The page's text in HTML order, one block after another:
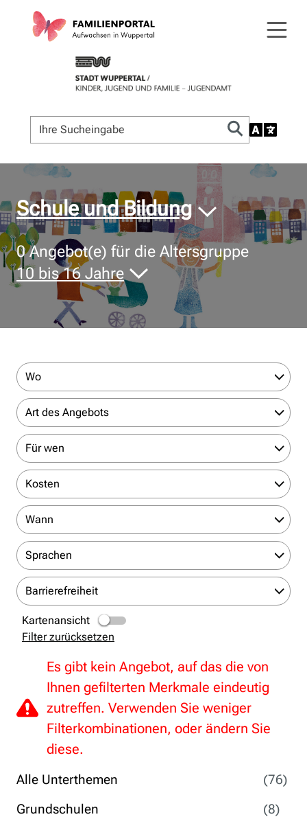
© Bildnachweis
Schule und Bildung
0Angebot(e) für die Altersgruppe
10 bis 16 Jahre
Alle Unterthemen
(76)
Grundschulen
(8)
Wo
Art des Angebots
Für wen
Kosten
Wann
Sprachen
Barrierefreiheit
Kartenansicht
Filter zurücksetzen
Es gibt kein Angebot, auf das die von
Ihnen gefilterten Merkmale eindeutig
zutreffen. Verwenden Sie weniger
Filterkombinationen, oder ändern Sie
diese.